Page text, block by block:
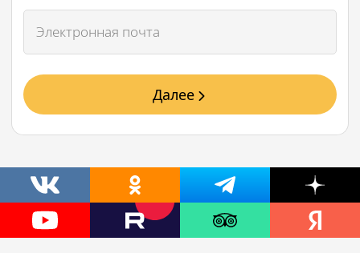
Далее